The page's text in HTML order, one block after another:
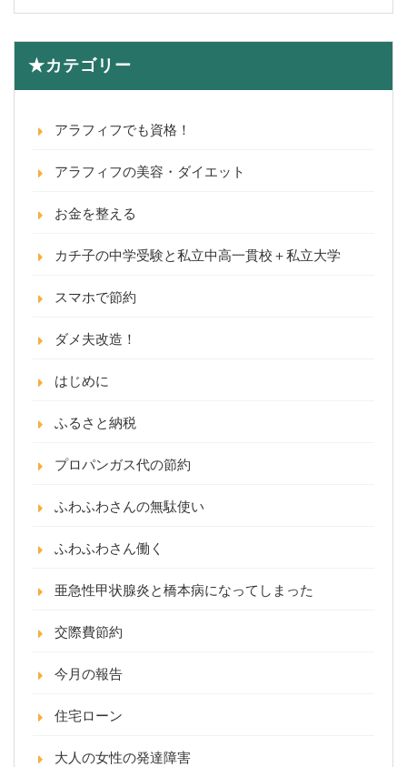
★カテゴリー
アラフィフでも資格！
アラフィフの美容・ダイエット
お金を整える
カチ子の中学受験と私立中高一貫校＋私立大学
スマホで節約
ダメ夫改造！
はじめに
ふるさと納税
プロパンガス代の節約
ふわふわさんの無駄使い
ふわふわさん働く
亜急性甲状腺炎と橋本病になってしまった
交際費節約
今月の報告
住宅ローン
大人の女性の発達障害